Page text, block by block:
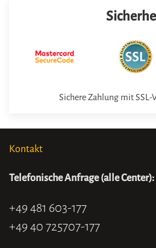
Sichere Zahlung mit SSL-
Kontakt
Telefonische Anfrage (alle Center):
+49 481 603-177
+49 40 725707-177